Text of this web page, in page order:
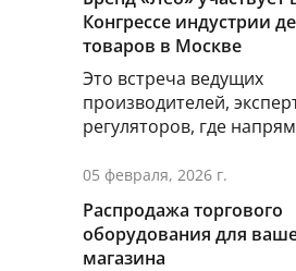
Конгрессе индустрии
товаров в Москве
Это встреча ведущих
производителей,
регуляторов, где
школ, детских садов и
организации досуга.
05 февраля, 2026 г.
Распродажа торгового
оборудования для
магазина